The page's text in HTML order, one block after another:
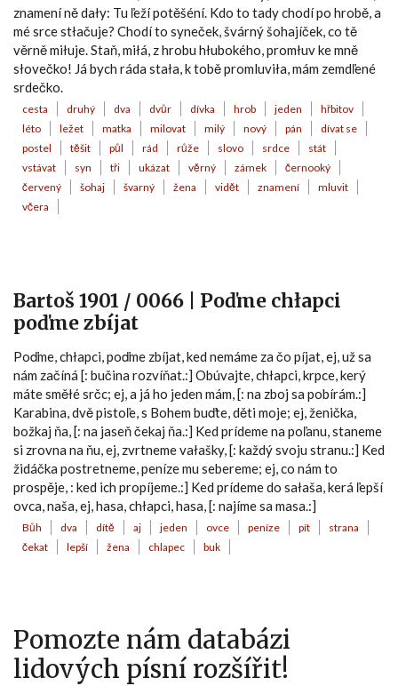
znamení ně dały: Tu ľeží potěšéní. Kdo to tady chodí po hrobě, a
mé srce stłačuje? Chodí to syneček, švárný šohajíček, co tě
věrně miłuje. Staň, miłá, z hrobu hłubokého, promłuv ke mně
słovečko! Já bych ráda stała, k tobě promluviła, mám zemdľené
srdečko.
cesta druhý dva dvůr dívka hrob jeden
hřbitov
léto
ležet matka milovat milý nový pán
dívat se
postel
těšit půl rád růže slovo srdce
stát
vstávat
syn tři ukázat věrný zámek
černooký
červený
šohaj švarný žena vidět znamení
mluvit
včera
Bartoš 1901 / 0066 | Poďme chłapci
poďme zbíjat
Poďme, chłapci, poďme zbíjat, ked nemáme za čo píjat, ej, už sa
nám začíná [: bučina rozvíňat.:] Obúvajte, chłapci, krpce, kerý
máte směłé srčc; ej, a já ho jeden mám, [: na zboj sa pobírám.:]
Karabina, dvě pistoľe, s Bohem buďte, děti moje; ej, ženička,
božkaj ňa, [: na jaseň čekaj ňa.:] Ked prídeme na poľanu, staneme
si zrovna na ňu, ej, zvrtneme vałašky, [: každý svoju stranu.:] Ked
židáčka postretneme, peníze mu sebereme; ej, co nám to
prospěje, : ked ich propíjeme.:] Ked prídeme do sałaša, kerá ľepší
ovca, naša, ej, hasa, chłapci, hasa, [: najíme sa masa.:]
Bůh dva dítě aj jeden ovce peníze pít
strana
čekat
lepší žena chlapec buk
Pomozte nám databázi
lidových písní rozšířit!